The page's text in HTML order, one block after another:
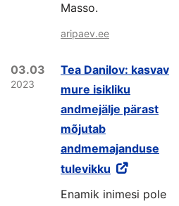
Masso.
aripaev.ee
03.03
2023
Tea Danilov: kasvav
mure isikliku
andmejälje pärast
mõjutab
andmemajanduse
tulevikku
Enamik inimesi pole